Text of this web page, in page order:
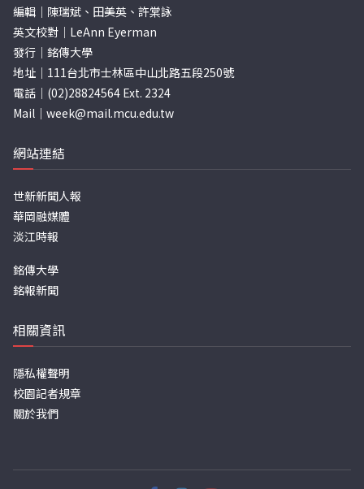
編輯｜陳瑞斌、田美英、許棠詠
英文校對｜LeAnn Eyerman
發行｜銘傳大學
地址｜111台北市士林區中山北路五段250號
電話｜(02)28824564 Ext. 2324
Mail｜ week@mail.mcu.edu.tw
網站連結
世新新聞人報
華岡融媒體
淡江時報
銘傳大學
銘報新聞
相關資訊
隱私權聲明
校園記者規章
關於我們